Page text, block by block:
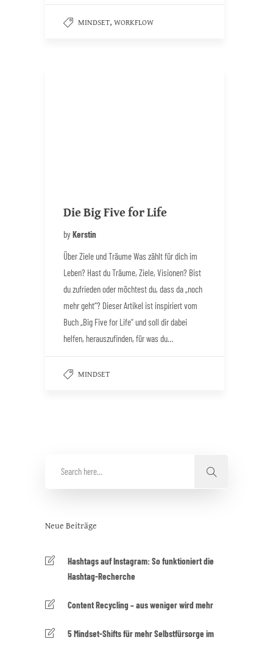
MINDSET, WORKFLOW
Die Big Five for Life
by Kerstin
Über Ziele und Träume Was zählt für dich im
Leben? Hast du Träume, Ziele, Visionen? Bist
du zufrieden oder möchtest du, dass da „noch
mehr geht“? Dieser Artikel ist inspiriert vom
Buch „Big Five for Life“ und soll dir dabei
helfen, herauszufinden, für was du…
MINDSET
Neue Beiträge
Hashtags auf Instagram: So funktioniert die
Hashtag-Recherche
Content Recycling – aus weniger wird mehr
5 Mindset-Shifts für mehr Selbstfürsorge im